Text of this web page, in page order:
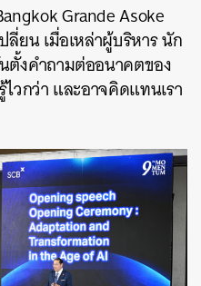
Grande Asoke
ยน เมื่อเหล่าผู้บริหาร นัก
ตั้งคำถามต่ออนาคตของ
วกว่า และอาจคิดแทนเรา